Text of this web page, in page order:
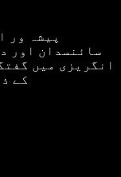
پیشہ ور
سائنسدان اور
انگریزی میں
کے